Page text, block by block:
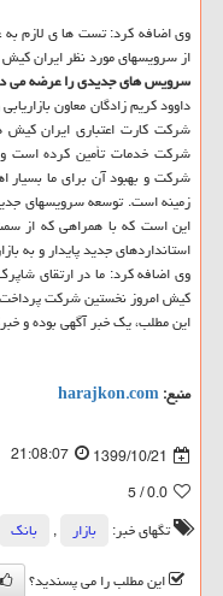
وی اضافه کرد: تست ها ی لازم به
از سرویسهای مورد نظر ایران
سرویس های جدیدی را عرضه می
داوود کریم زادگان معاون
شرکت کارت اعتباری ایران
شرکت خدمات تأمین کرده است و
شرکت و بهبود آن برای ما
زمینه است. توسعه سرویسهای
این است که با همراهی که از
استانداردهای جدید پایدار و به
کیش امروز نخستین شرکت پرداخت است که
این مطلب، یک خبر آگهی بوده و
منبع:harajkon.com
1399/10/21
21:08:07
0.0
/ 5
تگهای خبر:
بازار , بانك
این مطلب را می پسندید؟